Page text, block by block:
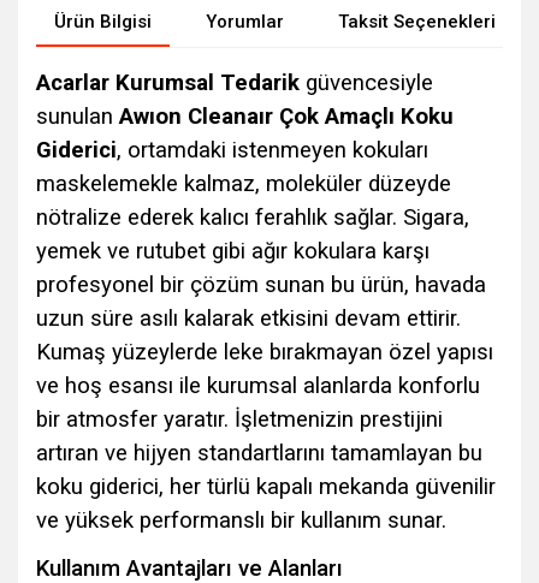
Ürün Bilgisi Yorumlar Taksit Seçenekleri
Acarlar Kurumsal Tedarik güvencesiyle
sunulan Awıon Cleanaır Çok Amaçlı Koku
Giderici, ortamdaki istenmeyen kokuları
maskelemekle kalmaz, moleküler düzeyde
nötralize ederek kalıcı ferahlık sağlar. Sigara,
yemek ve rutubet gibi ağır kokulara karşı
profesyonel bir çözüm sunan bu ürün, havada
uzun süre asılı kalarak etkisini devam ettirir.
Kumaş yüzeylerde leke bırakmayan özel yapısı
ve hoş esansı ile kurumsal alanlarda konforlu
bir atmosfer yaratır. İşletmenizin prestijini
artıran ve hijyen standartlarını tamamlayan bu
koku giderici, her türlü kapalı mekanda güvenilir
ve yüksek performanslı bir kullanım sunar.
Kullanım Avantajları ve Alanları